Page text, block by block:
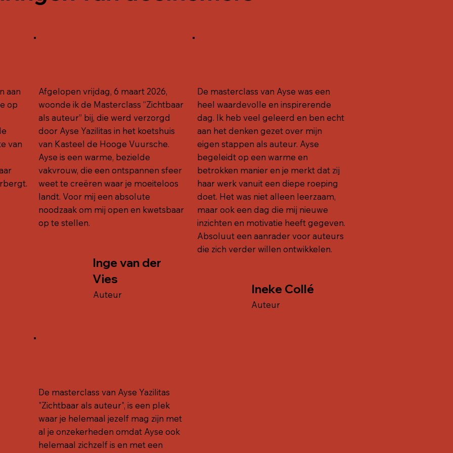
aan
op
van
Afgelopen vrijdag, 6 maart 2026,
woonde ik de Masterclass “Zichtbaar
als auteur” bij, die werd verzorgd
door Ayse Yazilitas in het koetshuis
van Kasteel de Hooge Vuursche.
Ayse is een warme, bezielde
vakvrouw, die een ontspannen sfeer
weet te creëren waar je moeiteloos
landt. Voor mij een absolute
noodzaak om mij open en kwetsbaar
op te stellen.
Inge van der
Vies
Auteur
De masterclass van Ayse was een
heel waardevolle en inspirerende
dag. Ik heb veel geleerd en ben echt
aan het denken gezet over mijn
eigen stappen als auteur. Ayse
begeleidt op een warme en
betrokken manier en je merkt dat zij
haar werk vanuit een diepe roeping
doet. Het was niet alleen leerzaam,
maar ook een dag die mij nieuwe
inzichten en motivatie heeft gegeven.
Absoluut een aanrader voor auteurs
die zich verder willen ontwikkelen.
Ineke Collé
Auteur
De masterclass van Ayse Yazilitas
"Zichtbaar als auteur", is een plek
waar je helemaal jezelf mag zijn met
al je onzekerheden omdat Ayse ook
helemaal zichzelf is en met een